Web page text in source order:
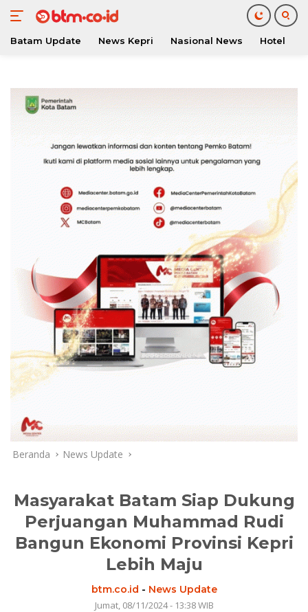
konten
Batam Update News Kepri Nasional News Hotel
Beranda News Update
Masyarakat Batam Siap Dukung
Perjuangan Muhammad Rudi
Bangun Ekonomi Provinsi Kepri
Lebih Maju
btm.co.id - News Update
Jumat, 08/11/2024 - 13:38 WIB